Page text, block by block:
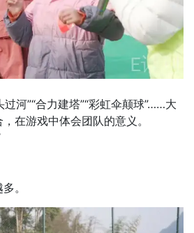
过河”“合力建塔”“彩虹伞颠球”……大
在游戏中体会团队的意义。
。